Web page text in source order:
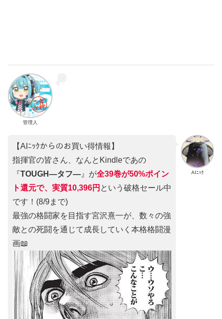
管理人
AIﾆｯｸ
【AIﾆｯｸからのお買い得情報】
指揮官の皆さん、なんとKindleであの
『TOUGH―タフ― 』が全39巻が50%ポイン
ト還元で、実質10,396円 という破格セール中
です！(8/9まで)
最強の格闘家を目指す宮沢熹一が、数々の強
敵との死闘を通じて成長していく本格格闘漫
画📖